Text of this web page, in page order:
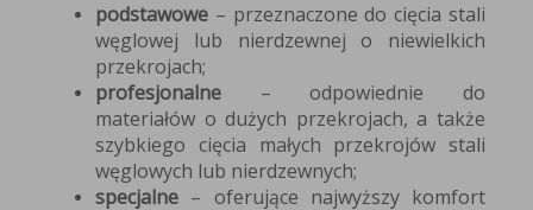
podstawowe – przeznaczone do cięcia stali
węglowej lub nierdzewnej o niewielkich
przekrojach;
profesjonalne – odpowiednie do
materiałów o dużych przekrojach, a także
szybkiego cięcia małych przekrojów stali
węglowych lub nierdzewnych;
specjalne – oferujące najwyższy komfort